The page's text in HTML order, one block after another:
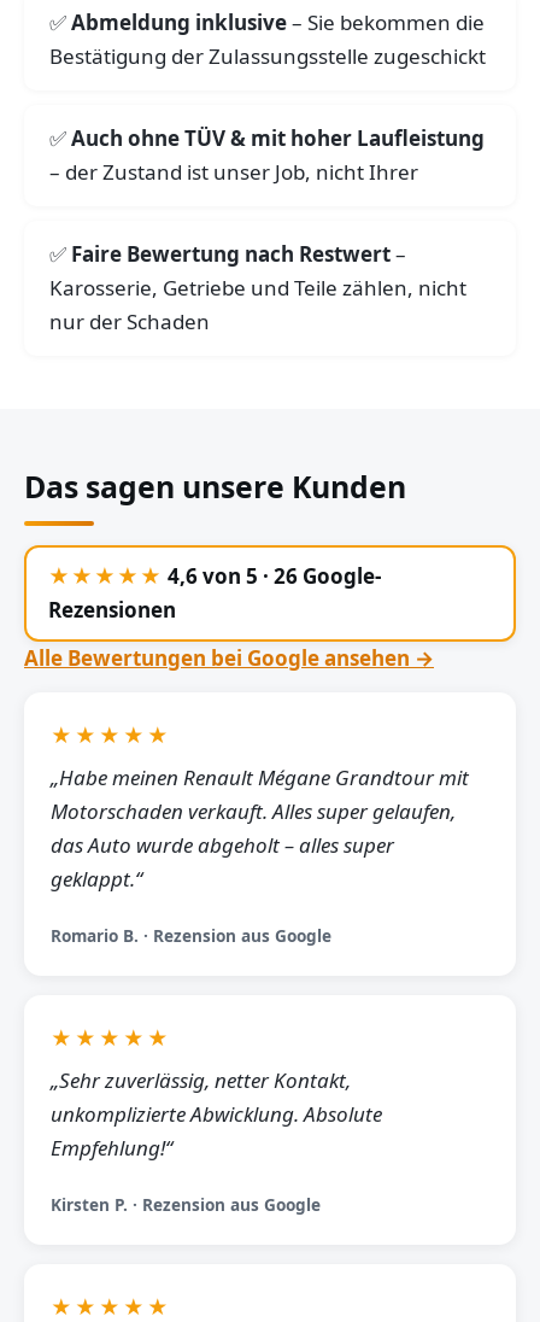
Abmeldung inklusive– Sie bekommen die
Bestätigung der Zulassungsstelle zugeschickt
Auch ohne TÜV & mit hoher Laufleistung
– der Zustand ist unser Job, nicht Ihrer
Faire Bewertung nach Restwert–
Karosserie, Getriebe und Teile zählen, nicht
nur der Schaden
Das sagen unsere Kunden
★★★★★ 4,6 von 5 · 26 Google-
Rezensionen
Alle Bewertungen bei Google ansehen →
★★★★★
„Habe meinen Renault Mégane Grandtour mit
Motorschaden verkauft. Alles super gelaufen,
das Auto wurde abgeholt – alles super
geklappt.“
Romario B. · Rezension aus Google
★★★★★
„Sehr zuverlässig, netter Kontakt,
unkomplizierte Abwicklung. Absolute
Empfehlung!“
Kirsten P. · Rezension aus Google
★★★★★